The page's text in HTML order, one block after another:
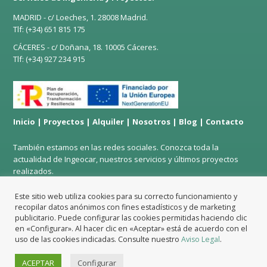
MADRID - c/ Loeches, 1. 28008 Madrid.
Tlf: (+34) 651 815 175
CÁCERES - c/ Doñana, 18. 10005 Cáceres.
Tlf: (+34) 927 234 915
Inicio | Proyectos |Alquiler | Nosotros | Blog | Contacto
También estamos en las redes sociales. Conozca toda la
actualidad de Ingeocar, nuestros servicios y últimos proyectos
realizados.
AVISO LEGAL|PROTECCIÓN DE DATOS| DECLARACIÓN
ACCESIBILIDAD WEB|POLÍTICA DE COOKIES
Este sitio web utiliza cookies para su correcto funcionamiento y
recopilar datos anónimos con fines estadísticos y de marketing
publicitario. Puede configurar las cookies permitidas haciendo clic
en «Configurar». Al hacer clic en «Aceptar» está de acuerdo con el
uso de las cookies indicadas. Consulte nuestro Aviso Legal.
ACEPTAR Configurar